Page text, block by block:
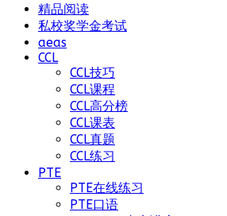
精品阅读
私校奖学金考试
aeas
CCL
CCL技巧
CCL课程
CCL高分榜
CCL课表
CCL真题
CCL练习
PTE
PTE在线练习
PTE口语